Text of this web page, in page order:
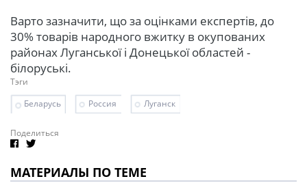
Варто зазначити, що за оцінками експертів, до
30% товарів народного вжитку в окупованих
районах Луганської і Донецької областей -
білоруські.
Тэги
Беларусь
Россия Луганск
Поделиться
МАТЕРИАЛЫ ПО ТЕМЕ